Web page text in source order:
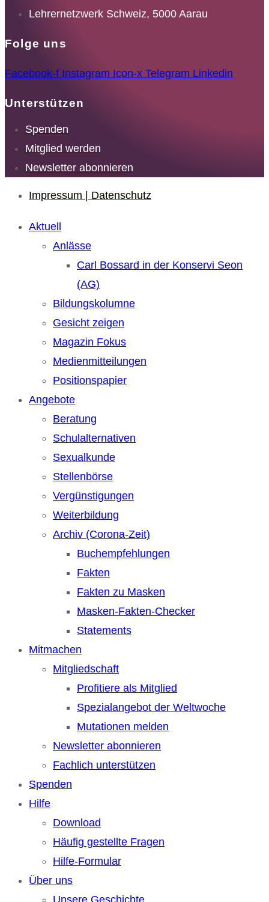
Lehrernetzwerk Schweiz, 5000 Aarau
Folge uns
Facebook-f Instagram Icon-x Telegram Linkedin
Unterstützen
Spenden
Mitglied werden
Newsletter abonnieren
Impressum | Datenschutz
Aktuell
Anlässe
Carl Bossard in der Konservi Seon
(AG)
Bildungskolumne
Gesicht zeigen
Magazin Fokus
Medienmitteilungen
Positionspapier
Angebote
Beratung
Schulalternativen
Sexualkunde
Stellenbörse
Vergünstigungen
Weiterbildung
Archiv (Corona-Zeit)
Buchempfehlungen
Fakten
Fakten zu Masken
Masken-Fakten-Checker
Statements
Mitmachen
Mitgliedschaft
Profitiere als Mitglied
Spezialangebot der Weltwoche
Mutationen melden
Newsletter abonnieren
Fachlich unterstützen
Spenden
Hilfe
Download
Häufig gestellte Fragen
Hilfe-Formular
Über uns
Unsere Geschichte